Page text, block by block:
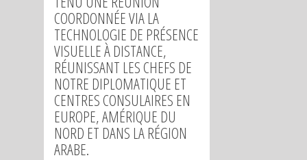
COORDONNÉE VIA LA
TECHNOLOGIE DE PRÉSENCE
VISUELLE À DISTANCE,
RÉUNISSANT LES CHEFS DE
NOTRE DIPLOMATIQUE ET
CENTRES CONSULAIRES EN
EUROPE, AMÉRIQUE DU
NORD ET DANS LA RÉGION
ARABE.